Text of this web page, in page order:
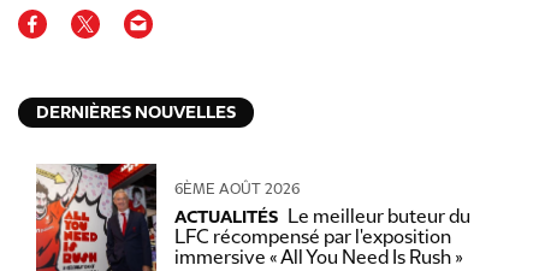
DERNIÈRES NOUVELLES
6ÈME AOÛT 2026
ACTUALITÉS
Le meilleur buteur du
LFC récompensé par l'exposition
immersive « All You Need Is Rush »